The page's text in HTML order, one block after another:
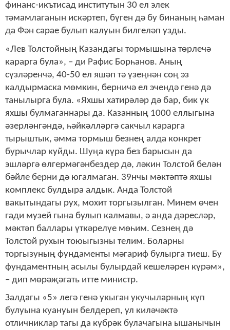
финанс-икътисад институтын 30 ел элек
тәмамлаганын искәртеп, бүген дә бу бинаның һаман
да Фән сарае булып калуын билгеләп узды.
«Лев Толстойның Казандагы тормышына төрлечә
карарга була», – ди Рафис Борһанов. Аның
сүзләренчә, 40-50 ел яшәп тә үзеңнән соң эз
калдырмаска мөмкин, берничә ел эчендә генә дә
танылырга була. «Яхшы хатирәләр дә бар, бик үк
яхшы булмаганнары да. Казанның 1000 еллыгына
әзерләнгәндә, һәйкәлләргә сакчыл карарга
тырыштык, әмма тормыш безнең алда конкрет
бурычлар куйды. Шуңа күрә без барысын да
эшләргә өлгермәгәнбездер дә, ләкин Толстой белән
бәйле берни дә югалмаган. 39нчы мәктәптә яхшы
комплекс булдыра алдык. Анда Толстой
вакытындагы рух, мохит торгызылган. Минем өчен
гади музей гына булып калмавы, ә анда дәресләр,
мәктәп баллары үткәрелүе мөһим. Сезнең дә
Толстой рухын тоюыгызны телим. Боларны
торгызуның фундаменты мәгариф булырга тиеш. Бу
фундаментның асылы булырдай кешеләрен күрәм»,
– дип мөрәҗәгать итте министр.
Залдагы «5» легә генә укыган укучыларның күп
булуына куануын белдереп, ул киләчәктә
отличниклар тагы да күбрәк булачагына ышанычын